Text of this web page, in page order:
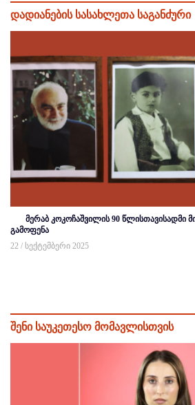
დადიანების სასახლეთა საგანძური
მერაბ კოკოჩაშვილის 90 წლისთავისადმი
გამოფენა
22 / სექტემბერი 2025
შენი საუკეთესო მომავლისთვის